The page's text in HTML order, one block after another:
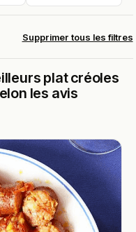
Supprimer tous les filtres
plat créoles
les avis